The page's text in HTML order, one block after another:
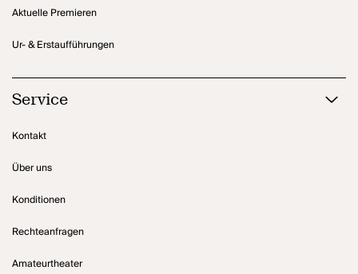
Aktuelle Premieren
Ur- & Erstaufführungen
Service
Kontakt
Über uns
Konditionen
Rechteanfragen
Amateurtheater